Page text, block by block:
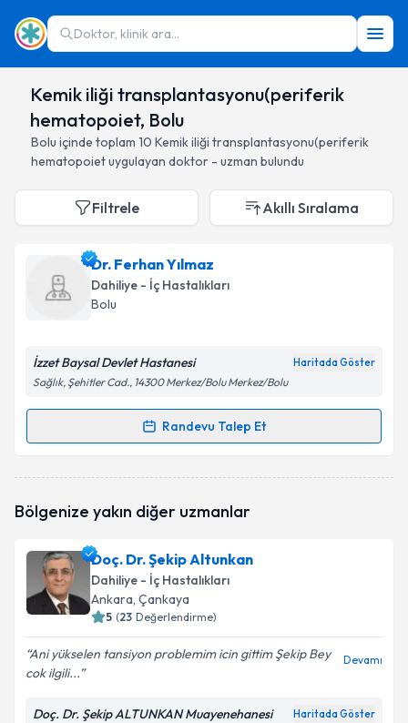
Doktor, klinik ara...
Kemik iliği transplantasyonu(periferik
hematopoiet, Bolu
Bolu içinde toplam 10 Kemik iliği transplantasyonu(periferik
hematopoietuygulayan doktor - uzman bulundu
Filtrele Akıllı Sıralama
Dr. Ferhan Yılmaz
Dahiliye - İç Hastalıkları
Bolu
İzzet Baysal Devlet Hastanesi Haritada Göster
Sağlık, Şehitler Cad., 14300 Merkez/Bolu Merkez/Bolu
Randevu Talep Et
Randevu Takvimi Talebi
oluşturun. Size bu uzmandan randevu almanız için bir
E-posta Adresiniz
Kişisel verilerimin işlenmesine ilişkinAydınlatma
Bölgenize yakın diğer uzmanlar
Doç. Dr. Şekip Altunkan
Dahiliye - İç Hastalıkları
Ankara, Çankaya
5 (23 Değerlendirme)
Ani yükselen tansiyon problemim icin gittim Şekip Bey
cok ilgili...
Devamı
Doç. Dr. Şekip ALTUNKAN Muayenehanesi Haritada Göster